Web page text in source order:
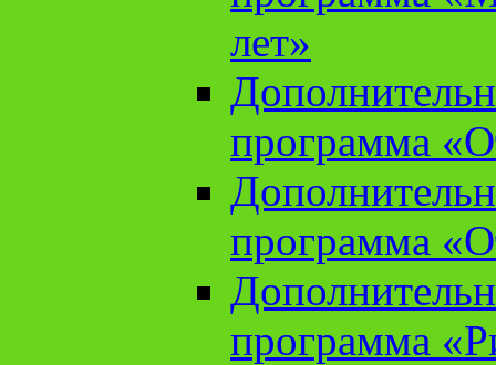
лет»
программа
программа
программа